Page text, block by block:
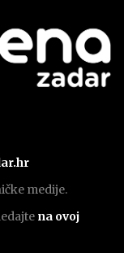
medije.
na ovoj